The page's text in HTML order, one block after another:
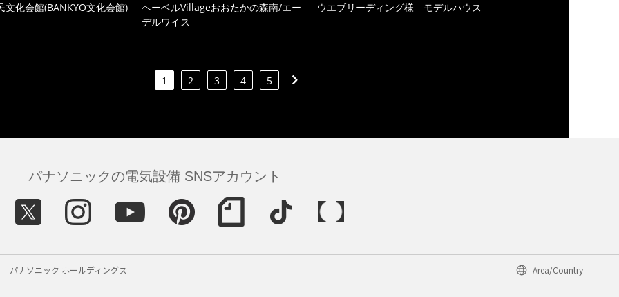
文化会館(BANKYO文化会館)
ヘーベルVillageおおたかの森南/エー
デルワイス
ウエブリーディング様 モデルハウス
1 2 3 4 5
パナソニックの電気設備 SNSアカウント
パナソニック ホールディングス Area/Country